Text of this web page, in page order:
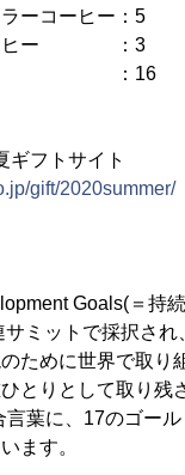
ーコーヒー：5
ーヒー ：3
：16
フトサイト
gift/2020summer/
Goals(＝持
ミットで採択され
ために世界で取り
とりとして取り残
葉に、17のゴー
ます。